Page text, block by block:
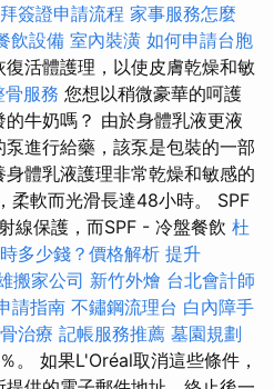
簽證申請流程 家事服務怎麼
飲設備 室內裝潢 如何申請台胞
活體護理，以使皮膚乾燥和敏
骨服務 您想以稍微豪華的呵護
牛奶嗎？ 由於身體乳液更液
進行給藥，該泵是包裝的一部
體乳液護理非常乾燥和敏感的
柔軟而光滑長達48小時。 SPF
線保護，而SPF - 冷盤餐飲 杜
多少錢？價格解析 提升
搬家公司 新竹外燴 台北會計師
請指南 不鏽鋼流理台 白內障手
治療 記帳服務推薦 墓園規劃
。 如果L'Oréal取消這些條件，